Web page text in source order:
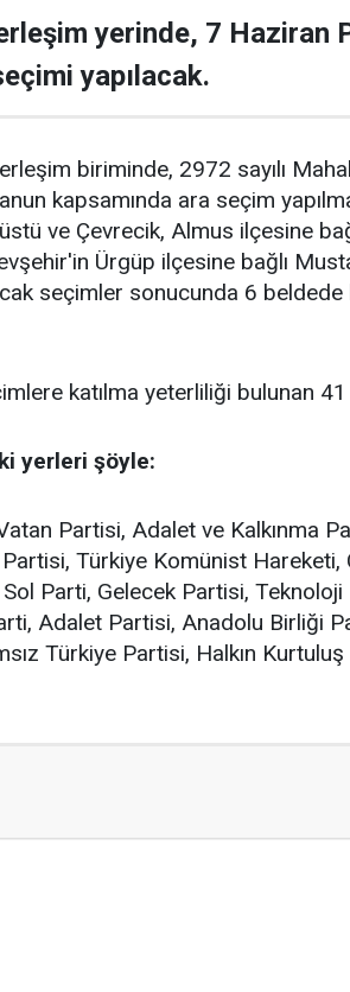
yerinde, 7 Haziran
yapılacak.
biriminde, 2972 sayılı
kapsamında ara seçim
ve Çevrecik, Almus ilçesine
Ürgüp ilçesine bağlı
seçimler sonucunda 6
katılma yeterliliği bulunan
yerleri şöyle:
Partisi, Adalet ve Kalkınma
Türkiye Komünist
Parti, Gelecek Partisi,
Adalet Partisi, Anadolu Birliği
Türkiye Partisi, Halkın